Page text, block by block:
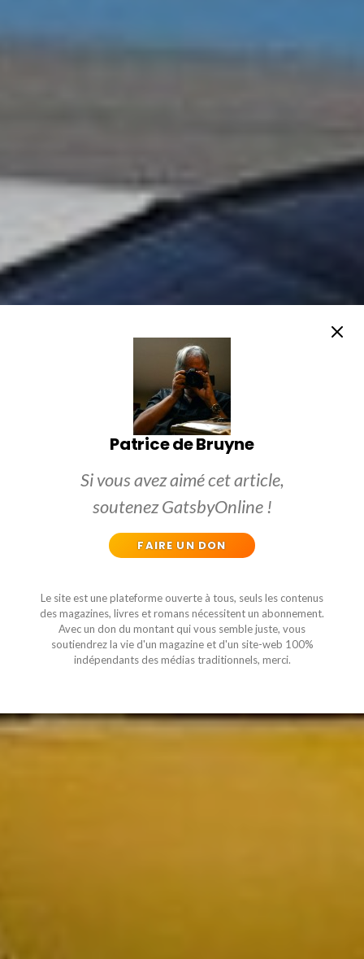
Patrice de Bruyne
Si vous avez aimé cet article,
soutenez GatsbyOnline !
FAIRE UN DON
Le site est une plateforme ouverte à tous, seuls les contenus
des magazines, livres et romans nécessitent un abonnement.
Avec un don du montant qui vous semble juste, vous
soutiendrez la vie d'un magazine et d'un site-web 100%
indépendants des médias traditionnels, merci.